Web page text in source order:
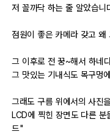
출사 정보
출사 소식
출사 여행기
저 꼴까닥 하는 줄 알았습니
점원이 좋은 카메라 갖고 왜
그 이후로 전 꿍~해서 하네
그 맛있는 기내식도 목구멍
그래도 구름 위에서의 사진
LCD에 찍힌 장면도 다른
드"